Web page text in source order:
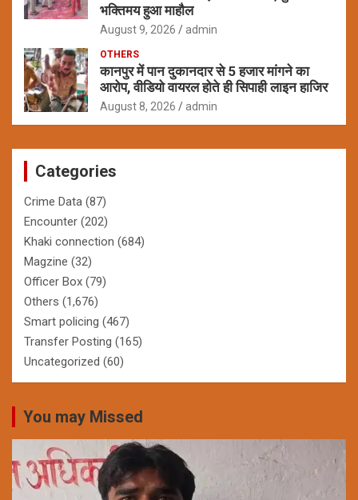
भक्तिमय हुआ माहौल
August 9, 2026 admin
OTHERS
कानपुर में पान दुकानदार से 5 हजार मांगने का
आरोप, वीडियो वायरल होते ही सिपाही लाइन हाजिर
August 8, 2026 admin
Categories
Crime Data (87)
Encounter (202)
Khaki connection (684)
Magzine (32)
Officer Box (79)
Others (1,676)
Smart policing (467)
Transfer Posting (165)
Uncategorized (60)
You may Missed